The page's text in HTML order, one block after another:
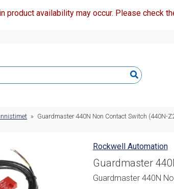
product availability may occur. Please check
» Guardmaster 440N Non Contact Switch (440N-
Rockwell Automation
Guardmaster
Guardmaster 440N